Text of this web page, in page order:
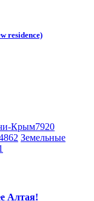
rеsidence)
Крым7920
Земельные
Алтая!